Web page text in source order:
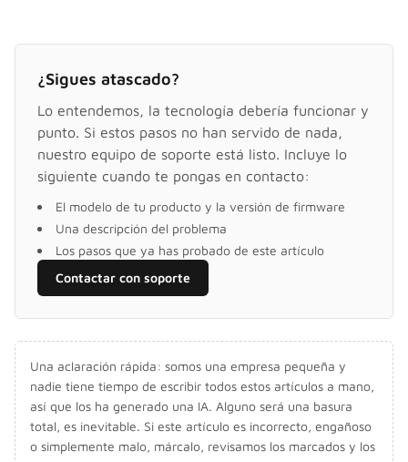
¿Sigues atascado?
Lo entendemos, la tecnología debería funcionar y
punto. Si estos pasos no han servido de nada,
nuestro equipo de soporte está listo. Incluye lo
siguiente cuando te pongas en contacto:
El modelo de tu producto y la versión de firmware
Una descripción del problema
Los pasos que ya has probado de este artículo
Contactar con soporte
Una aclaración rápida: somos una empresa pequeña y
nadie tiene tiempo de escribir todos estos artículos a mano,
así que los ha generado una IA. Alguno será una basura
total, es inevitable. Si este artículo es incorrecto, engañoso
o simplemente malo, márcalo, revisamos los marcados y los